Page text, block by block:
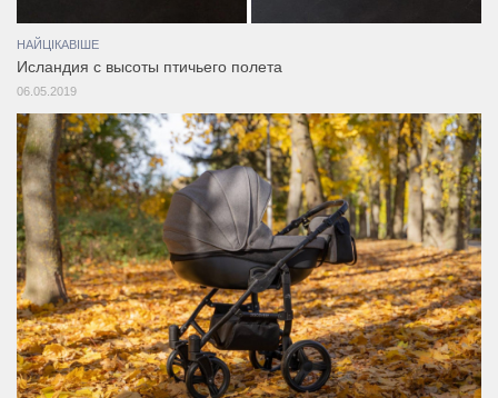
НАЙЦІКАВІШЕ
Исландия с высоты птичьего полета
06.05.2019